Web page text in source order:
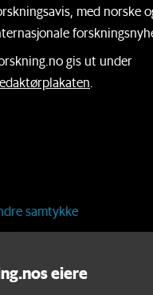
med norske
gis ut under
samtykke
eiere